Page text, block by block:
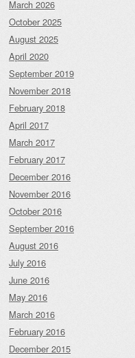
March 2026
October 2025
August 2025
April 2020
September 2019
November 2018
February 2018
April 2017
March 2017
February 2017
December 2016
November 2016
October 2016
September 2016
August 2016
July 2016
June 2016
May 2016
March 2016
February 2016
December 2015